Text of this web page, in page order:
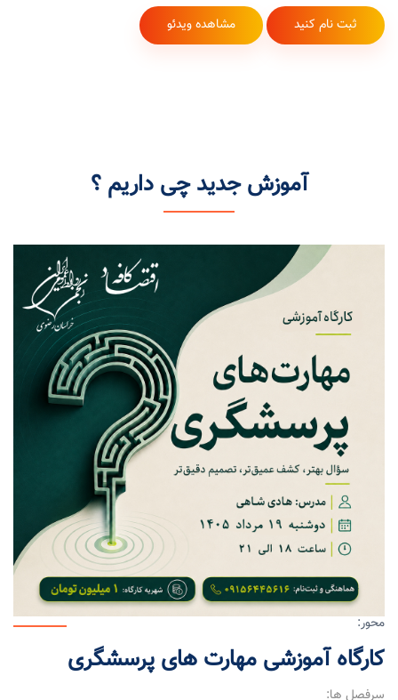
ثبت نام کنید مشاهده ویدئو
آموزش جدید چی داریم ؟
محور:
کارگاه آموزشی مهارت های پرسشگری
سرفصل ها: